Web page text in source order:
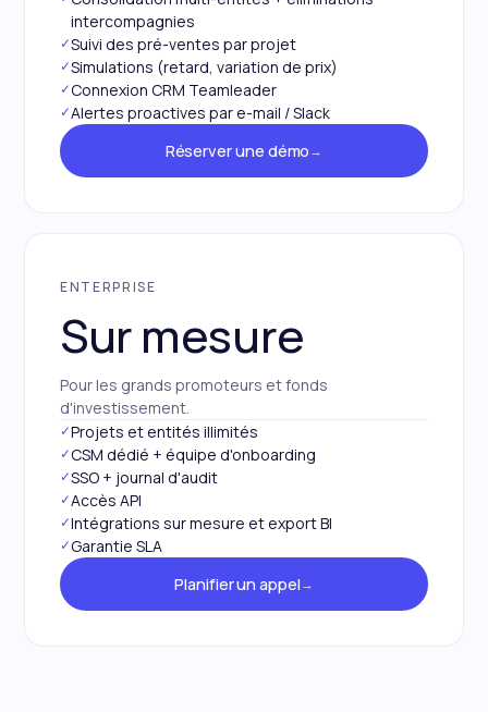
intercompagnies
✓Suivi des pré-ventes par projet
✓Simulations (retard, variation de prix)
✓Connexion CRM Teamleader
✓Alertes proactives par e-mail / Slack
Réserver une démo→
ENTERPRISE
Sur mesure
Pour les grands promoteurs et fonds
d'investissement.
✓Projets et entités illimités
✓CSM dédié + équipe d'onboarding
✓SSO + journal d'audit
✓Accès API
✓Intégrations sur mesure et export BI
✓Garantie SLA
Planifier un appel→